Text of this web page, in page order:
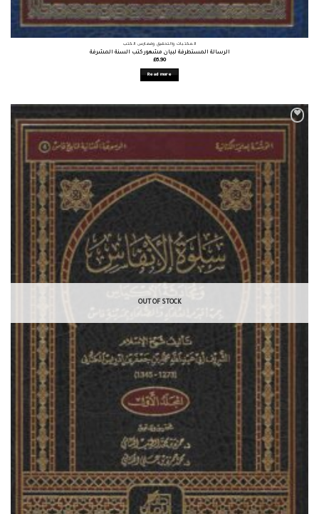
المكتبات والتحقيق وفهارس الكتب
الرسالة المستطرفة لبيان مشهور كتب السنة المشرفة
£6.90
Read more
OUT OF STOCK